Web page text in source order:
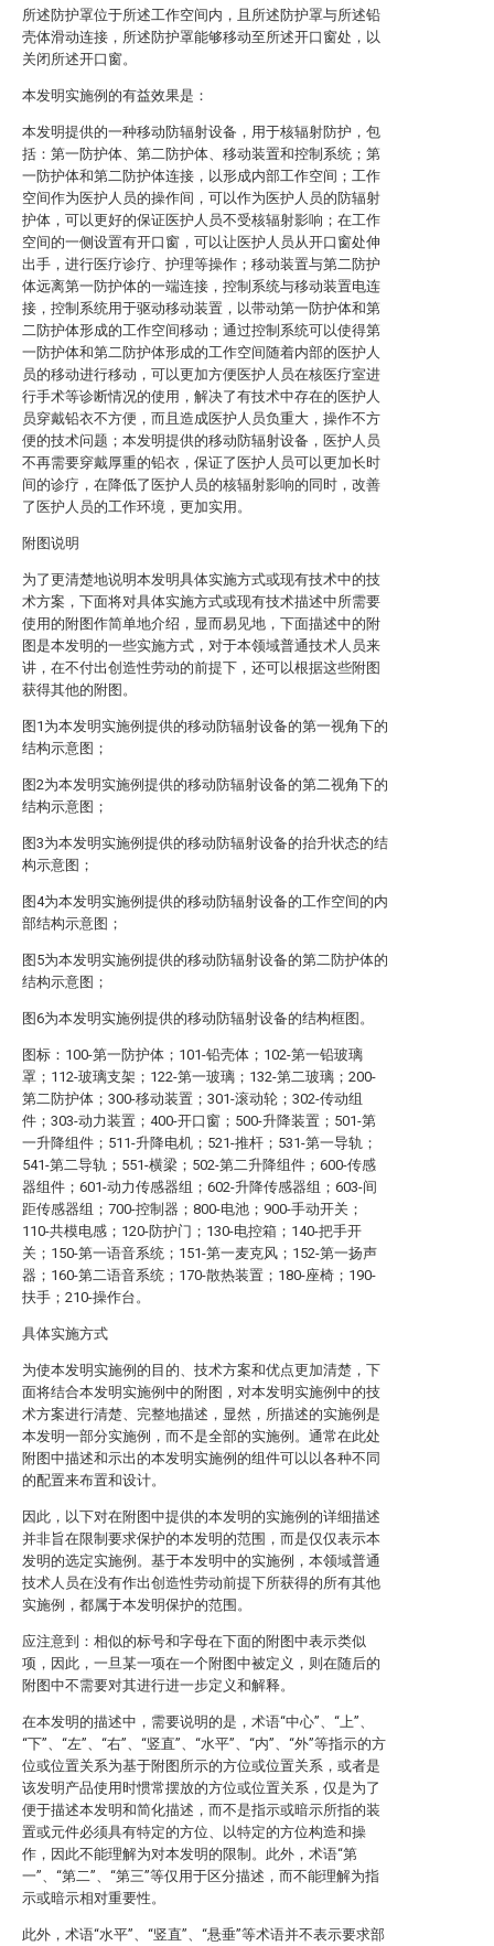
所述防护罩位于所述工作空间内，且所述防护罩与所述铅
壳体滑动连接，所述防护罩能够移动至所述开口窗处，以
关闭所述开口窗。
本发明实施例的有益效果是：
本发明提供的一种移动防辐射设备，用于核辐射防护，包
括：第一防护体、第二防护体、移动装置和控制系统；第
一防护体和第二防护体连接，以形成内部工作空间；工作
空间作为医护人员的操作间，可以作为医护人员的防辐射
护体，可以更好的保证医护人员不受核辐射影响；在工作
空间的一侧设置有开口窗，可以让医护人员从开口窗处伸
出手，进行医疗诊疗、护理等操作；移动装置与第二防护
体远离第一防护体的一端连接，控制系统与移动装置电连
接，控制系统用于驱动移动装置，以带动第一防护体和第
二防护体形成的工作空间移动；通过控制系统可以使得第
一防护体和第二防护体形成的工作空间随着内部的医护人
员的移动进行移动，可以更加方便医护人员在核医疗室进
行手术等诊断情况的使用，解决了有技术中存在的医护人
员穿戴铅衣不方便，而且造成医护人员负重大，操作不方
便的技术问题；本发明提供的移动防辐射设备，医护人员
不再需要穿戴厚重的铅衣，保证了医护人员可以更加长时
间的诊疗，在降低了医护人员的核辐射影响的同时，改善
了医护人员的工作环境，更加实用。
附图说明
为了更清楚地说明本发明具体实施方式或现有技术中的技
术方案，下面将对具体实施方式或现有技术描述中所需要
使用的附图作简单地介绍，显而易见地，下面描述中的附
图是本发明的一些实施方式，对于本领域普通技术人员来
讲，在不付出创造性劳动的前提下，还可以根据这些附图
获得其他的附图。
图1为本发明实施例提供的移动防辐射设备的第一视角下的
结构示意图；
图2为本发明实施例提供的移动防辐射设备的第二视角下的
结构示意图；
图3为本发明实施例提供的移动防辐射设备的抬升状态的结
构示意图；
图4为本发明实施例提供的移动防辐射设备的工作空间的内
部结构示意图；
图5为本发明实施例提供的移动防辐射设备的第二防护体的
结构示意图；
图6为本发明实施例提供的移动防辐射设备的结构框图。
图标：100-第一防护体；101-铅壳体；102-第一铅玻璃
罩；112-玻璃支架；122-第一玻璃；132-第二玻璃；200-
第二防护体；300-移动装置；301-滚动轮；302-传动组
件；303-动力装置；400-开口窗；500-升降装置；501-第
一升降组件；511-升降电机；521-推杆；531-第一导轨；
541-第二导轨；551-横梁；502-第二升降组件；600-传感
器组件；601-动力传感器组；602-升降传感器组；603-间
距传感器组；700-控制器；800-电池；900-手动开关；
110-共模电感；120-防护门；130-电控箱；140-把手开
关；150-第一语音系统；151-第一麦克风；152-第一扬声
器；160-第二语音系统；170-散热装置；180-座椅；190-
扶手；210-操作台。
具体实施方式
为使本发明实施例的目的、技术方案和优点更加清楚，下
面将结合本发明实施例中的附图，对本发明实施例中的技
术方案进行清楚、完整地描述，显然，所描述的实施例是
本发明一部分实施例，而不是全部的实施例。通常在此处
附图中描述和示出的本发明实施例的组件可以以各种不同
的配置来布置和设计。
因此，以下对在附图中提供的本发明的实施例的详细描述
并非旨在限制要求保护的本发明的范围，而是仅仅表示本
发明的选定实施例。基于本发明中的实施例，本领域普通
技术人员在没有作出创造性劳动前提下所获得的所有其他
实施例，都属于本发明保护的范围。
应注意到：相似的标号和字母在下面的附图中表示类似
项，因此，一旦某一项在一个附图中被定义，则在随后的
附图中不需要对其进行进一步定义和解释。
在本发明的描述中，需要说明的是，术语“中心”、“上”、
“下”、“左”、“右”、“竖直”、“水平”、“内”、“外”等指示的方
位或位置关系为基于附图所示的方位或位置关系，或者是
该发明产品使用时惯常摆放的方位或位置关系，仅是为了
便于描述本发明和简化描述，而不是指示或暗示所指的装
置或元件必须具有特定的方位、以特定的方位构造和操
作，因此不能理解为对本发明的限制。此外，术语“第
一”、“第二”、“第三”等仅用于区分描述，而不能理解为指
示或暗示相对重要性。
此外，术语“水平”、“竖直”、“悬垂”等术语并不表示要求部